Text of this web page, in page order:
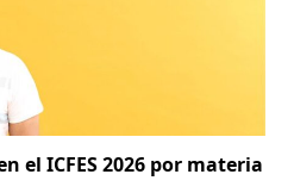
el ICFES 2026 por materia